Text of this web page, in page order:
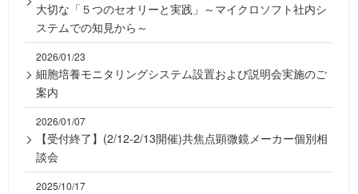
大切な「５つのセオリーと実践」～マイクロソフト社内シ
ステムでの知見から～
2026/01/23
細胞培養モニタリングシステム設置および説明会実施のご
案内
2026/01/07
【受付終了】(2/12-2/13開催)共焦点顕微鏡メーカー個別相
談会
2025/10/17